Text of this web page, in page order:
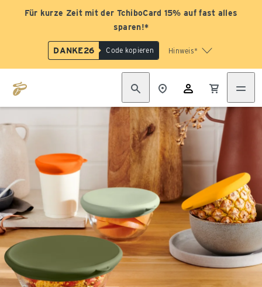
Für kurze Zeit mit der TchiboCard 15% auf fast alles
sparen!*
DANKE26 Code kopieren Hinweis*